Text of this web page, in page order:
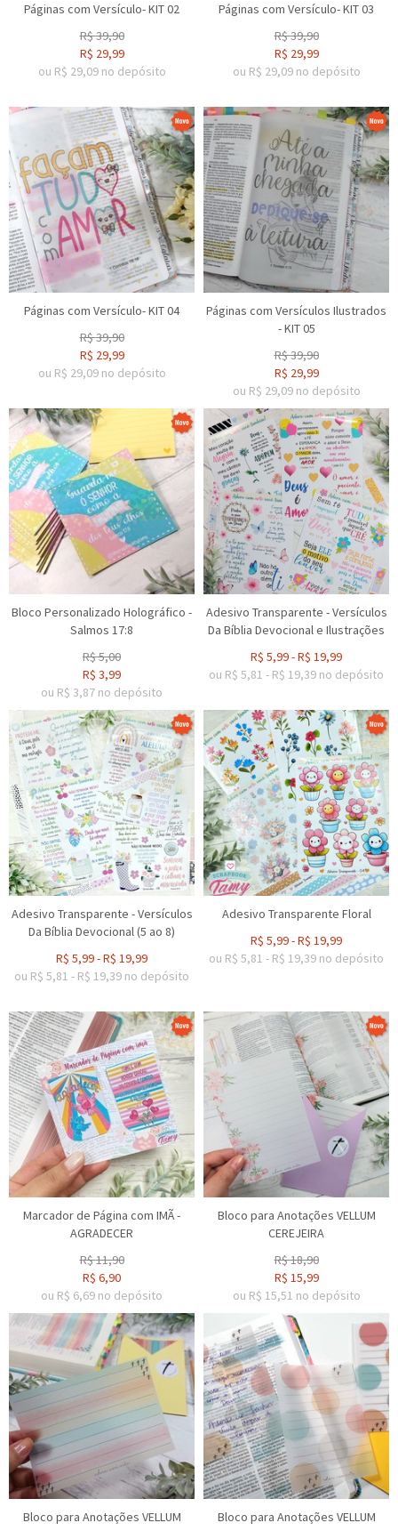
Páginas com Versículo- KIT 02
R$39,90
R$ 29,99
ou R$ 29,09 no depósito
Páginas com Versículo- KIT 03
R$39,90
R$ 29,99
ou R$ 29,09 no depósito
Páginas com Versículo- KIT 04
R$39,90
R$ 29,99
ou R$ 29,09 no depósito
Páginas com Versículos Ilustrados
- KIT 05
R$39,90
R$ 29,99
ou R$ 29,09 no depósito
Bloco Personalizado Holográfico -
Salmos 17:8
R$5,00
R$ 3,99
ou R$ 3,87 no depósito
Adesivo Transparente - Versículos
Da Bíblia Devocional e Ilustrações
R$ 5,99-R$ 19,99
ou R$ 5,81 - R$ 19,39 no depósito
Adesivo Transparente - Versículos
Da Bíblia Devocional (5 ao 8)
R$ 5,99-R$ 19,99
ou R$ 5,81 - R$ 19,39 no depósito
Adesivo Transparente Floral
R$ 5,99-R$ 19,99
ou R$ 5,81 - R$ 19,39 no depósito
Marcador de Página com IMÃ -
AGRADECER
R$11,90
R$ 6,90
ou R$ 6,69 no depósito
Bloco para Anotações VELLUM
CEREJEIRA
R$18,90
R$ 15,99
ou R$ 15,51 no depósito
Bloco para Anotações VELLUM
Bloco para Anotações VELLUM